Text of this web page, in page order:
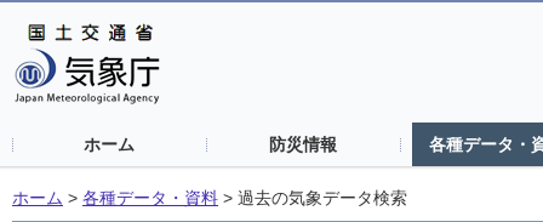
ホーム 防災情報 各種データ・
ホーム > 各種データ・資料 > 過去の気象データ検索